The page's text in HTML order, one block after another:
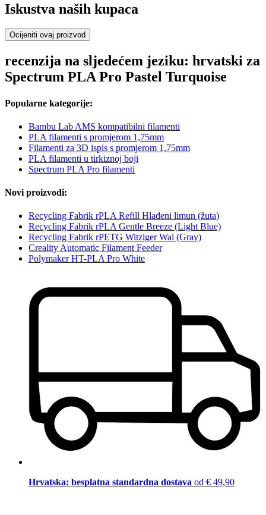
Iskustva naših kupaca
Ocijeniti ovaj proizvod
recenzija na sljedećem jeziku: hrvatski za
Spectrum PLA Pro Pastel Turquoise
Popularne kategorije:
Bambu Lab AMS kompatibilni filamenti
PLA filamenti s promjerom 1,75mm
Filamenti za 3D ispis s promjerom 1,75mm
PLA filamenti u tirkiznoj boji
Spectrum PLA Pro filamenti
Novi proizvodi:
Recycling Fabrik rPLA Refill Hlađeni limun (žuta)
Recycling Fabrik rPLA Gentle Breeze (Light Blue)
Recycling Fabrik rPETG Witziger Wal (Gray)
Creality Automatic Filament Feeder
Polymaker HT-PLA Pro White
Hrvatska: besplatna standardna dostava od € 49,90